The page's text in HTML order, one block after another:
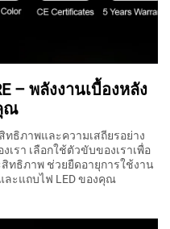
– พลังงานเบื้องหลัง
ณ
ทธิภาพและความเสถียรอย่าง
รา เลือกใช้ตัวขับของเราเพื่อ
ทธิภาพ ช่วยยืดอายุการใช้งาน
ละแถบไฟ LED ของคุณ